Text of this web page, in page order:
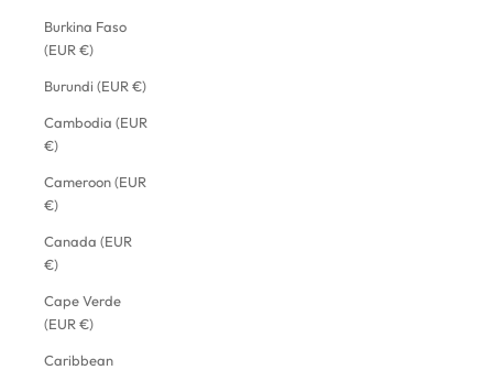
Burkina Faso
(EUR €)
Burundi (EUR €)
Cambodia (EUR
€)
Cameroon (EUR
€)
Canada (EUR
€)
Cape Verde
(EUR €)
Caribbean